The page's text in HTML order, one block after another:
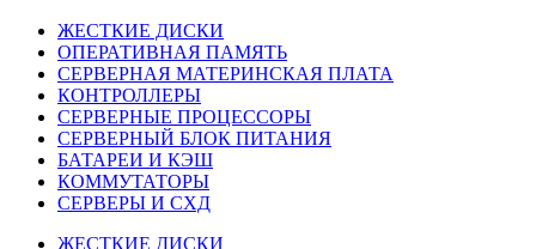
ЖЕСТКИЕ ДИСКИ
ОПЕРАТИВНАЯ ПАМЯТЬ
СЕРВЕРНАЯ МАТЕРИНСКАЯ ПЛАТА
КОНТРОЛЛЕРЫ
СЕРВЕРНЫЕ ПРОЦЕССОРЫ
СЕРВЕРНЫЙ БЛОК ПИТАНИЯ
БАТАРЕИ И КЭШ
КОММУТАТОРЫ
СЕРВЕРЫ И СХД
ЖЕСТКИЕ ДИСКИ